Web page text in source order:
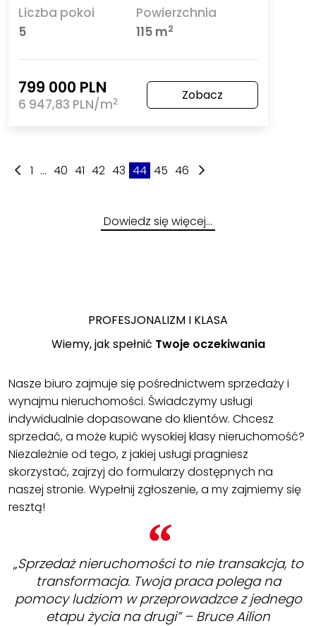
Liczba pokoi
5
Powierzchnia
115 m2
799 000 PLN
6 947,83 PLN/m2 Zobacz
1 ... 40 41 42 43 44 45 46
Dowiedz się więcej…
PROFESJONALIZM I KLASA
Wiemy, jak spełnić Twoje oczekiwania
Nasze biuro zajmuje się pośrednictwem sprzedaży i
wynajmu nieruchomości. Świadczymy usługi
indywidualnie dopasowane do klientów. Chcesz
sprzedać, a może kupić wysokiej klasy nieruchomość?
Niezależnie od tego, z jakiej usługi pragniesz
skorzystać, zajrzyj do formularzy dostępnych na
naszej stronie. Wypełnij zgłoszenie, a my zajmiemy się
resztą!
„Sprzedaż nieruchomości to nie transakcja, to
transformacja. Twoja praca polega na
pomocy ludziom w przeprowadzce z jednego
etapu życia na drugi” – Bruce Ailion